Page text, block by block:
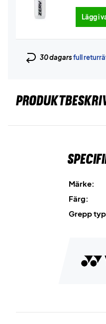
Lägg i
30 dagarsfull
Märke:
Färg:
Grepp